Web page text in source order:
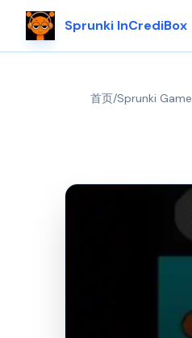
Sprunki InCrediBox
首页/Sprunki Game